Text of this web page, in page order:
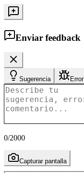
Enviar feedback
Sugerencia Error
0/2000
Capturar pantalla